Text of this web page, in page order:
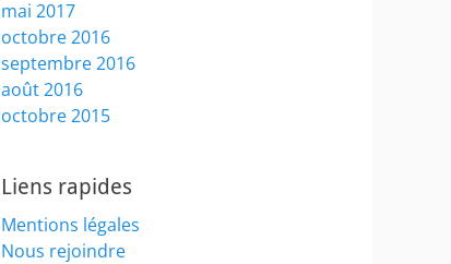
mai 2017
octobre 2016
septembre 2016
août 2016
octobre 2015
Liens rapides
Mentions légales
Nous rejoindre